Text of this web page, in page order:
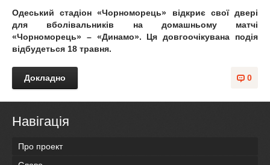
Одеський стадіон «Чорноморець» відкриє свої двері
для вболівальників на домашньому матчі
«Чорноморець» – «Динамо». Ця довгоочікувана подія
відбудеться 18 травня.
0
Докладно
Навігація
Про проект